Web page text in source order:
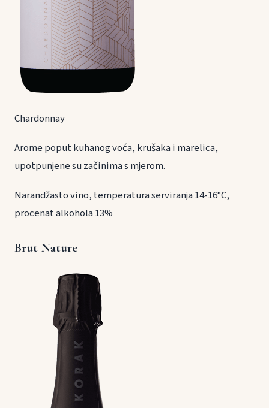
Chardonnay
Arome poput kuhanog voća, krušaka i marelica,
upotpunjene su začinima s mjerom.
Narandžasto vino, temperatura serviranja 14-16°C,
procenat alkohola 13%
Brut Nature